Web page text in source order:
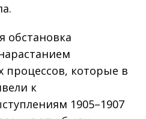
обстановка
которые в
к
1905–1907